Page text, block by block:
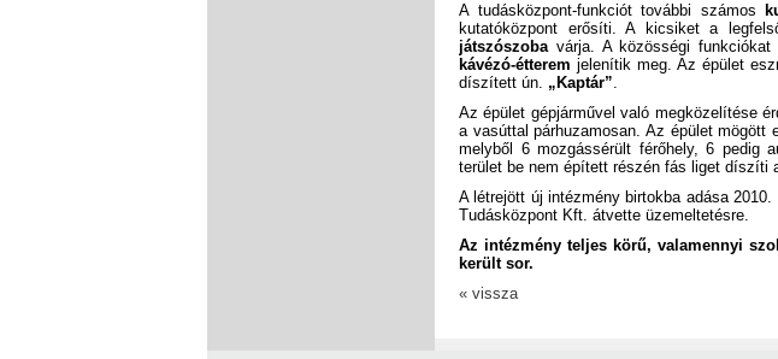
A tudásközpont-funkciót további számos
kutatóközpont erősíti. A kicsiket a
játszószoba várja. A közösségi funkciókat
kávézó-étteremjelenítik meg. Az épület
díszített ún. „Kaptár”.
Az épület gépjárművel való megközelítése
a vasúttal párhuzamosan. Az épület mögött
melyből 6 mozgássérült férőhely, 6 pedig
terület be nem épített részén fás liget díszíti
A létrejött új intézmény birtokba adása
Tudásközpont Kft. átvette üzemeltetésre.
Az intézmény teljes körű, valamennyi
került sor.
« vissza